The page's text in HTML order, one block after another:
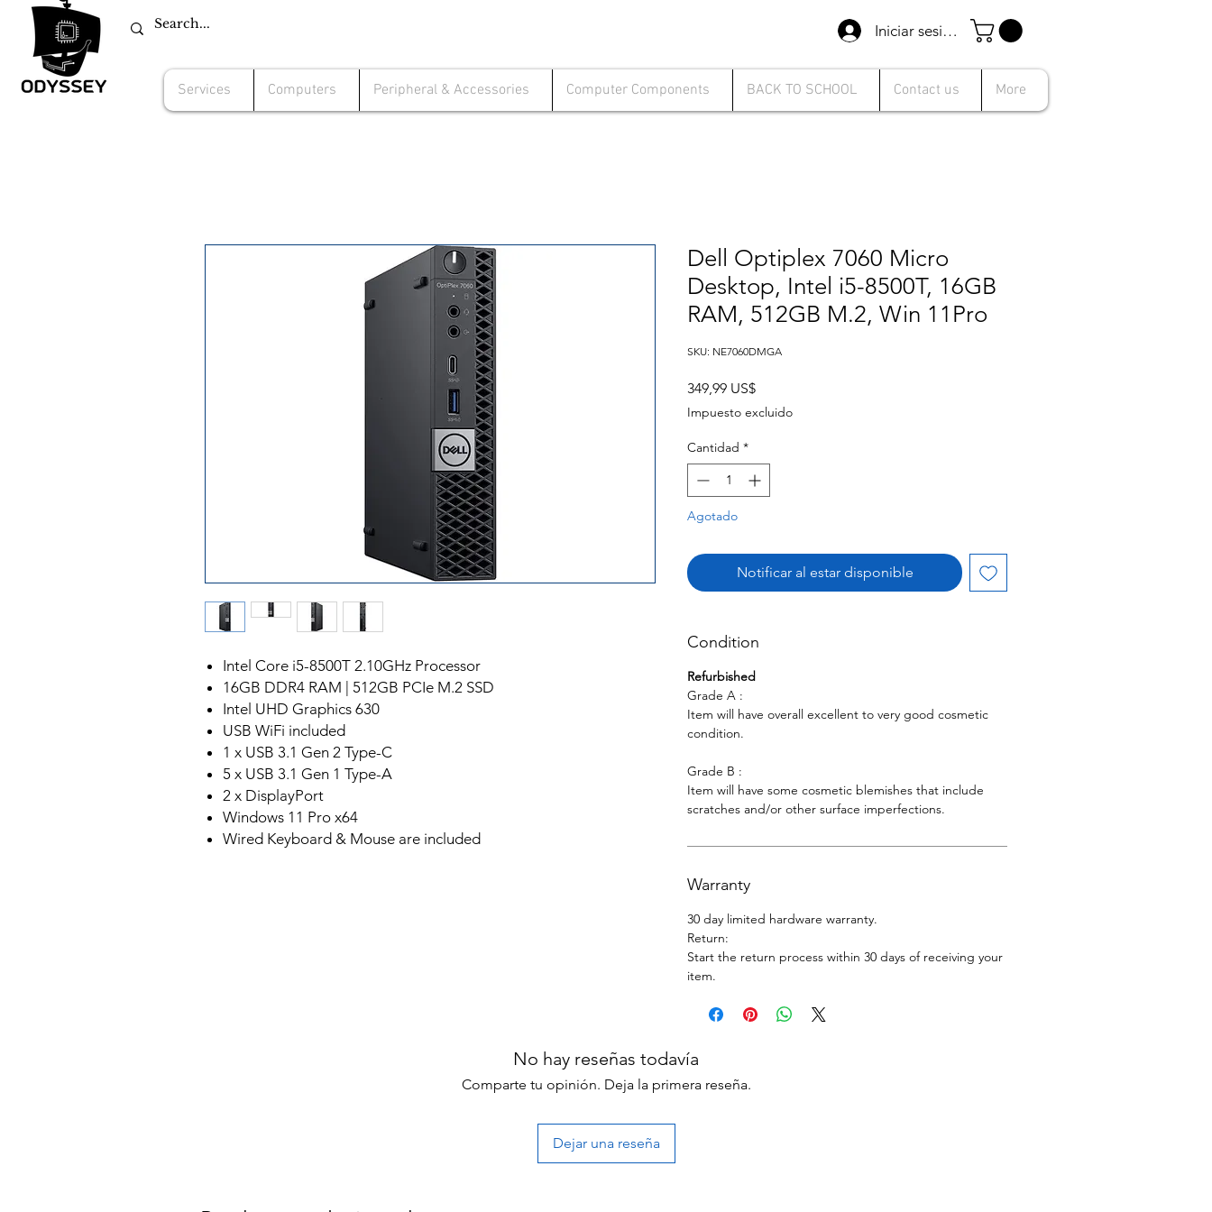
Iniciar sesión
Services Computers Peripheral & Accessories Computer Components BACK TO SCHOOL Contact us More
Intel Core i5-8500T 2.10GHz Processor
16GB DDR4 RAM | 512GB PCIe M.2 SSD
Intel UHD Graphics 630
USB WiFi included
1 x USB 3.1 Gen 2 Type-C
5 x USB 3.1 Gen 1 Type-A
2 x DisplayPort
Windows 11 Pro x64
Wired Keyboard & Mouse are included
Dell Optiplex 7060 Micro
Desktop, Intel i5-8500T, 16GB
RAM, 512GB M.2, Win 11Pro
SKU: NE7060DMGA
349,99 US$Precio
Impuesto excluido
Cantidad *
Agotado
Notificar al estar disponible
Condition
Refurbished
Grade A :
Item will have overall excellent to very good cosmetic
condition.
Grade B :
Item will have some cosmetic blemishes that include
scratches and/or other surface imperfections.
Warranty
30 day limited hardware warranty.
Return:
Start the return process within 30 days of receiving your
item.
No hay reseñas todavía
Comparte tu opinión. Deja la primera reseña.
Dejar una reseña